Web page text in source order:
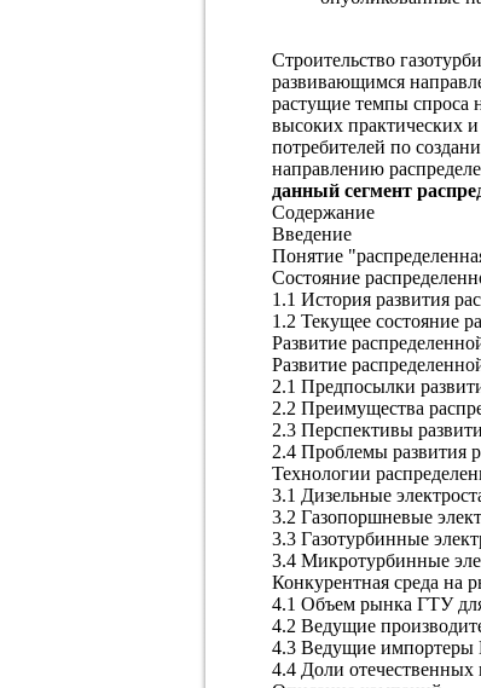
Строительство
развивающимся
растущие темпы спроса
высоких практических
потребителей по
направлению
данный сегмент
Содержание
Введение
Понятие
Состояние
1.1 История развития
1.2 Текущее состояние
Развитие
Развитие
2.1 Предпосылки
2.2 Преимущества
2.3 Перспективы
2.4 Проблемы развития
Технологии
3.1 Дизельные
3.2 Газопоршневые
3.3 Газотурбинные
3.4 Микротурбинные
Конкурентная среда на
4.1 Объем рынка ГТУ
4.2 Ведущие
4.3 Ведущие
4.4 Доли